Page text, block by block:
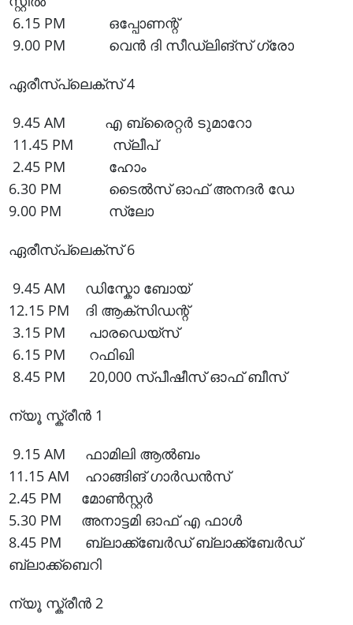
6.15 PM ഒപ്പോണന്റ്
9.00 PM വെൻ ദി സീഡ്ലിങ്‌സ് ഗ്രോ
ഏരീസ്പ്ലെക്സ് 4
9.45 AM എ ബ്രൈറ്റർ ടുമാറോ
11.45 PM സ്ലീപ്
2.45 PM ഹോം
6.30 PM ടൈൽസ് ഓഫ് അനദർ ഡേ
9.00 PM സ്ലോ
ഏരീസ്പ്ലെക്സ് 6
9.45 AM ഡിസ്കോ ബോയ്
12.15 PM ദി ആക്സിഡന്റ്
3.15 PM പാരഡെയ്സ്
6.15 PM റഫിഖി
8.45 PM 20,000 സ്പീഷീസ് ഓഫ് ബീസ്
ന്യൂ സ്ക്രീൻ 1
9.15 AM ഫാമിലി ആൽബം
11.15 AM ഹാങ്ങിങ് ഗാർഡൻസ്
2.45 PM മോൺസ്റ്റർ
5.30 PM അനാട്ടമി ഓഫ് എ ഫാൾ
8.45 PM ബ്ലാക്ക്ബേർഡ് ബ്ലാക്ക്ബേർഡ്
ബ്ലാക്ക്ബെറി
ന്യൂ സ്ക്രീൻ 2